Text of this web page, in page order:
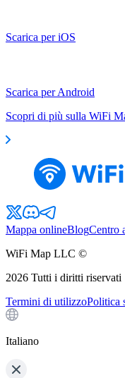
Scarica per iOS
Scarica per Android
Scopri di più sulla WiFi
Mappa onlineBlogCentro
WiFi Map LLC ©
2026 Tutti i diritti riservati
Termini di utilizzoPolitica
Italiano